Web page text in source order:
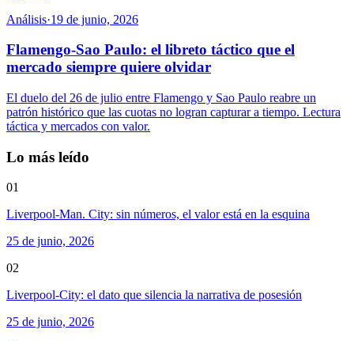
Análisis·19 de junio, 2026
Flamengo-Sao Paulo: el libreto táctico que el
mercado siempre quiere olvidar
El duelo del 26 de julio entre Flamengo y Sao Paulo reabre un
patrón histórico que las cuotas no logran capturar a tiempo. Lectura
táctica y mercados con valor.
Lo más leído
01
Liverpool-Man. City: sin números, el valor está en la esquina
25 de junio, 2026
02
Liverpool-City: el dato que silencia la narrativa de posesión
25 de junio, 2026